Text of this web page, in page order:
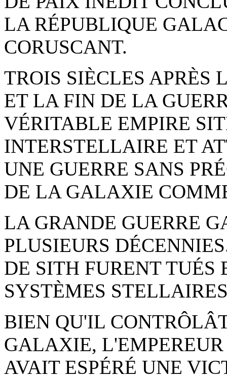
LA RÉPUBLIQUE
CORUSCANT.
TROIS SIÈCLES
ET LA FIN DE LA
VÉRITABLE EMPIRE
INTERSTELLAIRE ET
UNE GUERRE SANS
DE LA GALAXIE
LA GRANDE GUERRE
PLUSIEURS
DE SITH FURENT
SYSTÈMES
BIEN QU'IL
GALAXIE,
AVAIT ESPÉRÉ UNE